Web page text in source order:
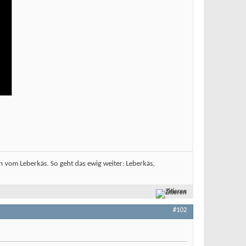
Leberkäs. So geht das ewig weiter: Leberkäs,
Zitieren
#102